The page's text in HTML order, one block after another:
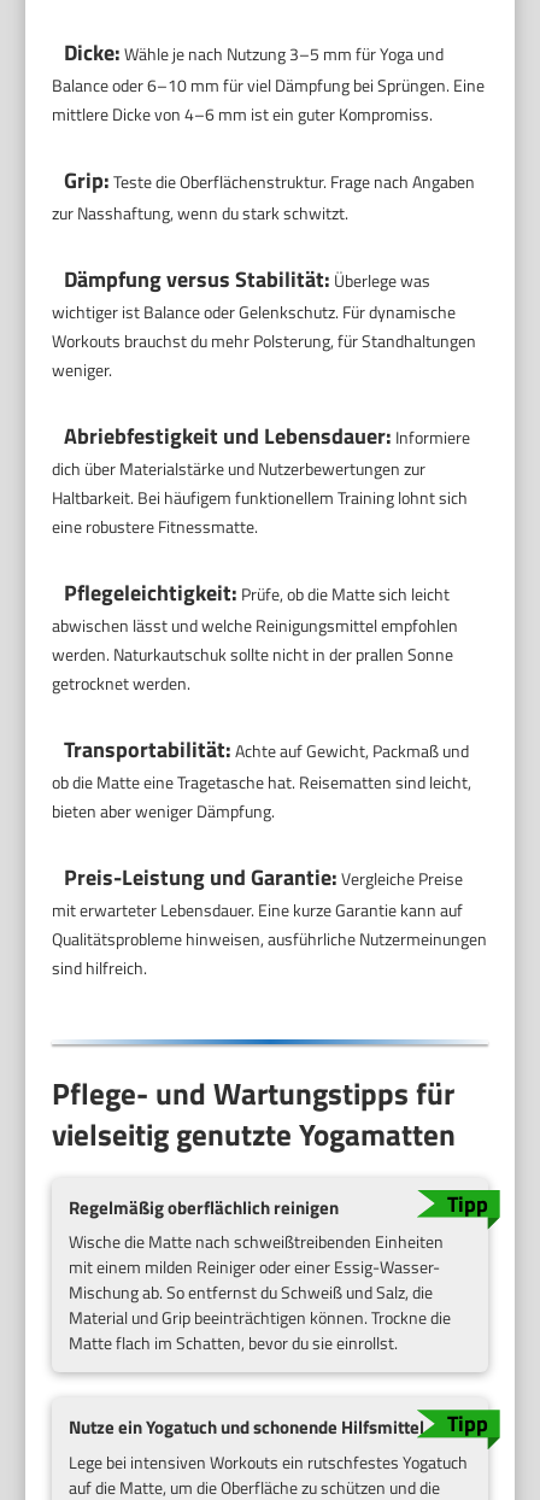
Dicke:Wähle je nach Nutzung 3–5 mm für Yoga und
Balance oder 6–10 mm für viel Dämpfung bei Sprüngen. Eine
mittlere Dicke von 4–6 mm ist ein guter Kompromiss.
Grip:Teste die Oberflächenstruktur. Frage nach Angaben
zur Nasshaftung, wenn du stark schwitzt.
Dämpfung versus Stabilität: Überlege was
wichtiger ist Balance oder Gelenkschutz. Für dynamische
Workouts brauchst du mehr Polsterung, für Standhaltungen
weniger.
Abriebfestigkeit und Lebensdauer: Informiere
dich über Materialstärke und Nutzerbewertungen zur
Haltbarkeit. Bei häufigem funktionellem Training lohnt sich
eine robustere Fitnessmatte.
Pflegeleichtigkeit: Prüfe, ob die Matte sich leicht
abwischen lässt und welche Reinigungsmittel empfohlen
werden. Naturkautschuk sollte nicht in der prallen Sonne
getrocknet werden.
Transportabilität:Achte auf Gewicht, Packmaß und
ob die Matte eine Tragetasche hat. Reisematten sind leicht,
bieten aber weniger Dämpfung.
Preis-Leistung und Garantie:Vergleiche Preise
mit erwarteter Lebensdauer. Eine kurze Garantie kann auf
Qualitätsprobleme hinweisen, ausführliche Nutzermeinungen
sind hilfreich.
Pflege- und Wartungstipps für
vielseitig genutzte Yogamatten
Regelmäßig oberflächlich reinigen
Wische die Matte nach schweißtreibenden Einheiten
mit einem milden Reiniger oder einer Essig-Wasser-
Mischung ab. So entfernst du Schweiß und Salz, die
Material und Grip beeinträchtigen können. Trockne die
Matte flach im Schatten, bevor du sie einrollst.
Nutze ein Yogatuch und schonende Hilfsmittel
Lege bei intensiven Workouts ein rutschfestes Yogatuch
auf die Matte, um die Oberfläche zu schützen und die